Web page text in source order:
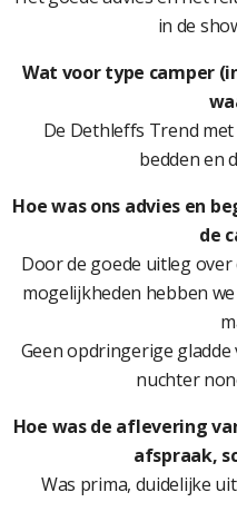
in de
Wat voor type camper
De Dethleffs Trend
bedden en
Hoe was ons advies en
de
Door de goede uitleg
mogelijkheden hebben
Geen opdringerige
nuchter
Hoe was de aflevering
afspraak,
Was prima, duidelijke